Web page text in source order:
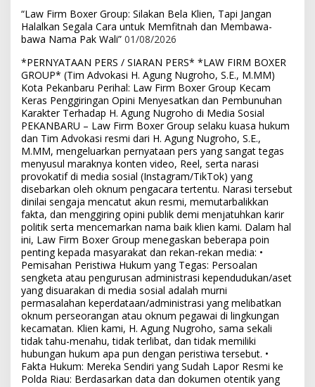
“Law Firm Boxer Group: Silakan Bela Klien, Tapi Jangan
Halalkan Segala Cara untuk Memfitnah dan Membawa-
bawa Nama Pak Wali” 01/08/2026
*PERNYATAAN PERS / SIARAN PERS* *LAW FIRM BOXER
GROUP* (Tim Advokasi H. Agung Nugroho, S.E., M.MM)
Kota Pekanbaru Perihal: Law Firm Boxer Group Kecam
Keras Penggiringan Opini Menyesatkan dan Pembunuhan
Karakter Terhadap H. Agung Nugroho di Media Sosial
PEKANBARU – Law Firm Boxer Group selaku kuasa hukum
dan Tim Advokasi resmi dari H. Agung Nugroho, S.E.,
M.MM, mengeluarkan pernyataan pers yang sangat tegas
menyusul maraknya konten video, Reel, serta narasi
provokatif di media sosial (Instagram/TikTok) yang
disebarkan oleh oknum pengacara tertentu. Narasi tersebut
dinilai sengaja mencatut akun resmi, memutarbalikkan
fakta, dan menggiring opini publik demi menjatuhkan karir
politik serta mencemarkan nama baik klien kami. Dalam hal
ini, Law Firm Boxer Group menegaskan beberapa poin
penting kepada masyarakat dan rekan-rekan media: •
Pemisahan Peristiwa Hukum yang Tegas: Persoalan
sengketa atau pengurusan administrasi kependudukan/aset
yang disuarakan di media sosial adalah murni
permasalahan keperdataan/administrasi yang melibatkan
oknum perseorangan atau oknum pegawai di lingkungan
kecamatan. Klien kami, H. Agung Nugroho, sama sekali
tidak tahu-menahu, tidak terlibat, dan tidak memiliki
hubungan hukum apa pun dengan peristiwa tersebut. •
Fakta Hukum: Mereka Sendiri yang Sudah Lapor Resmi ke
Polda Riau: Berdasarkan data dan dokumen otentik yang